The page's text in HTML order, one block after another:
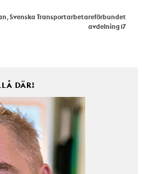
Svenska Transportarbetareförbundet
avdelning 17
DÄR!